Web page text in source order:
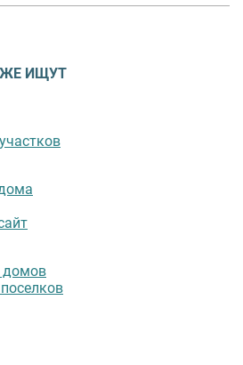
ИЩУТ
домов